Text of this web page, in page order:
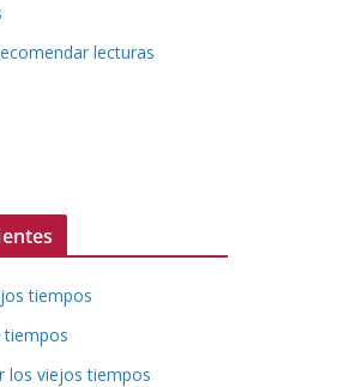
lecturas
tiempos
tiempos
los viejos tiempos